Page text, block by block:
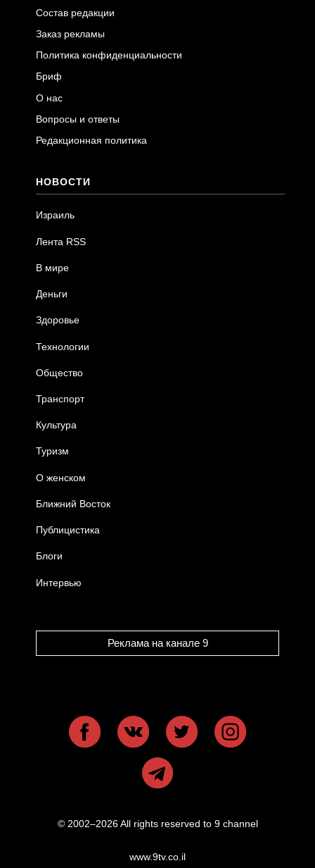
Состав редакции
Заказ рекламы
Политика конфиденциальности
Бриф
О нас
Вопросы и ответы
Редакционная политика
НОВОСТИ
Израиль
Лента RSS
В мире
Деньги
Здоровье
Технологии
Общество
Транспорт
Культура
Туризм
О женском
Ближний Восток
Публицистика
Блоги
Интервью
Реклама на канале 9
© 2002–2026 All rights reserved to 9 channel
www.9tv.co.il